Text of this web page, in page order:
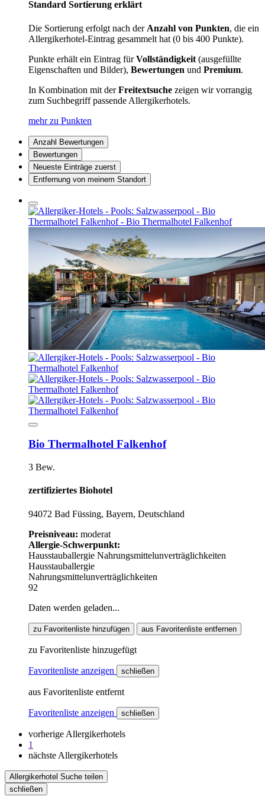
Standard Sortierung erklärt
Die Sortierung erfolgt nach der Anzahl von Punkten, die ein
Allergikerhotel-Eintrag gesammelt hat (0 bis 400 Punkte).
Punkte erhält ein Eintrag fürVollständigkeit (ausgefüllte
Eigenschaften und Bilder), Bewertungen und Premium.
In Kombination mit derFreitextsuche zeigen wir vorrangig
zum Suchbegriff passende Allergikerhotels.
mehr zu Punkten
Anzahl Bewertungen
Bewertungen
Neueste Einträge zuerst
Entfernung von meinem Standort
Bio Thermalhotel Falkenhof
3 Bew.
zertifiziertes Biohotel
94072 Bad Füssing, Bayern, Deutschland
Preisniveau: moderat
Allergie-Schwerpunkt:
Hausstauballergie Nahrungsmittelunverträglichkeiten
Hausstauballergie
Nahrungsmittelunverträglichkeiten
92
Daten werden geladen...
zu Favoritenliste hinzufügen aus Favoritenliste entfernen
zu Favoritenliste hinzugefügt
Favoritenliste anzeigen schließen
aus Favoritenliste entfernt
Favoritenliste anzeigen schließen
vorherige Allergikerhotels
1
nächste Allergikerhotels
Allergikerhotel Suche teilen
schließen